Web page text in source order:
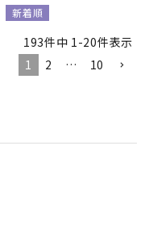
新着順
193件中 1 -20件表示
1
2 … 10